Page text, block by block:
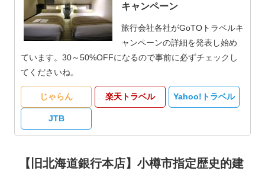
キャンペーン
旅行会社各社がGoTOトラベルキ
ャンペーンの詳細を発表し始め
ています。30～50%OFFになるので事前に必ずチェックし
てくださいね。
じゃらん 楽天トラベル Yahoo!トラベル
JTB
【旧北海道銀行本店】小樽市指定歴史的建